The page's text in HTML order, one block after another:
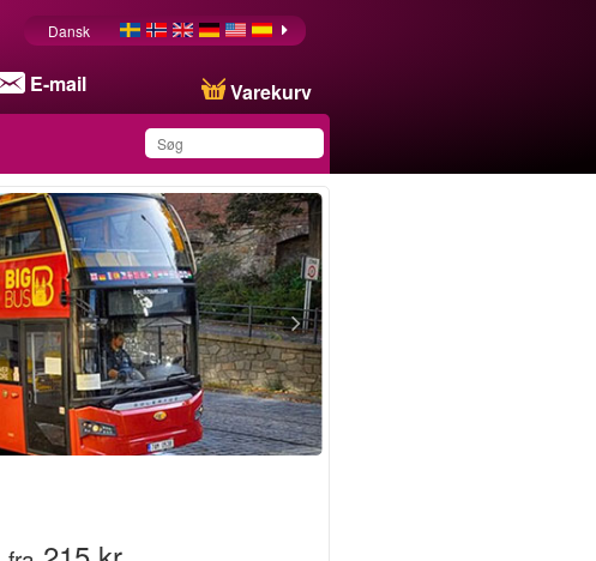
E-mail Varekurv
Dansk
Du har gemt dette
produkt på din liste